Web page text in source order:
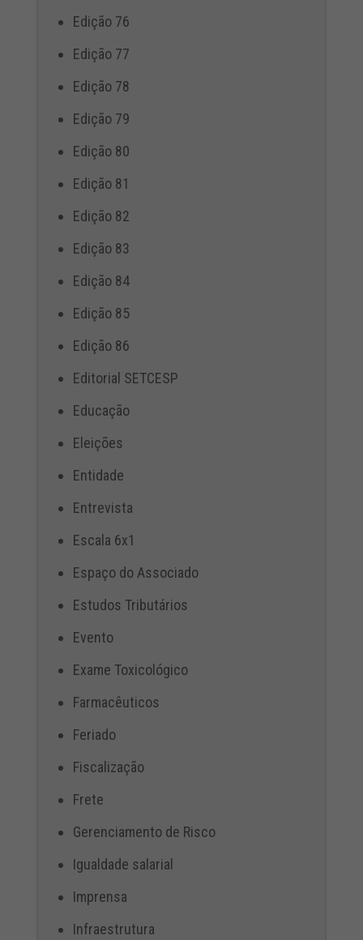
Edição 76
Edição 77
Edição 78
Edição 79
Edição 80
Edição 81
Edição 82
Edição 83
Edição 84
Edição 85
Edição 86
Editorial SETCESP
Educação
Eleições
Entidade
Entrevista
Escala 6x1
Espaço do Associado
Estudos Tributários
Evento
Exame Toxicológico
Farmacêuticos
Feriado
Fiscalização
Frete
Gerenciamento de Risco
Igualdade salarial
Imprensa
Infraestrutura